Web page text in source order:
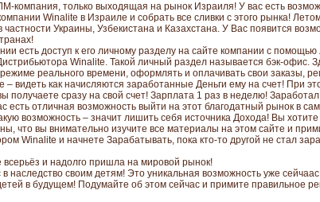
компания, только выходящая на рынок Израиля! У вас есть
Winalite в Израиле и собрать все сливки с этого рынка!
Украины, Узбекистана и Казахстана. У Вас появится
есть доступ к его личному разделу на сайте компании с
Winalite. Такой личный раздел называется бэк-офис.
реального времени, оформлять и оплачивать свои заказы,
– видеть как начисляются заработанные Деньги ему на счет! При
получаете сразу на свой счет! Зарплата 1 раз в неделю!
есть отличная возможность выйти на этот благодатный рынок в
возможность – значит лишить себя источника Дохода! Вы
что вы внимательно изучите все материалы на этом сайте и
Winalite и начнете Зарабатывать, пока кто-то другой не стал
и надолго пришла на мировой рынок!
наследство своим детям! Это уникальная возможность уже
в будущем! Подумайте об этом сейчас и примите правильное